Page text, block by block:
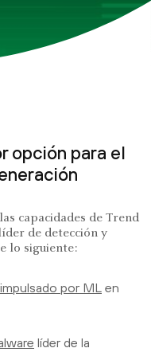
opción para el
capacidades de Trend
de detección y
lo siguiente:
por ML en
líder de la